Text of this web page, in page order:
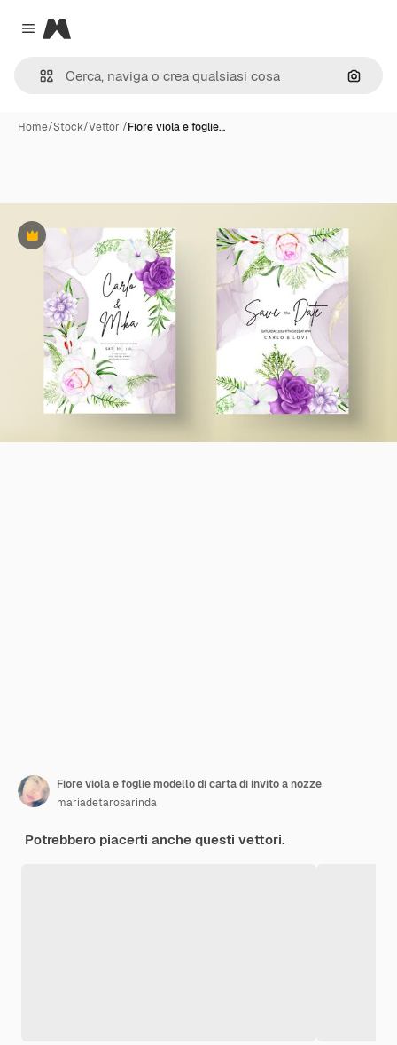
Close menu
Magnific
Cerca
Home/Stock/Vettori/Fiore viola e foglie…
Premium
Fiore viola e foglie modello di carta di invito a nozze
mariadetarosarinda
Potrebbero piacerti anche questi vettori.